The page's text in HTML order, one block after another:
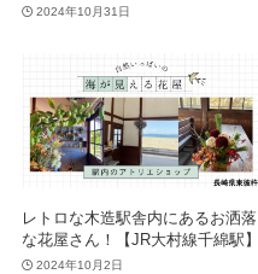
2024年10月31日
レトロな木造駅舎内にあるお洒落
な花屋さん！【JR大村線千綿駅】
2024年10月2日